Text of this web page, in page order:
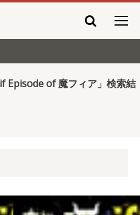
Episode of 魔フィア」検索結